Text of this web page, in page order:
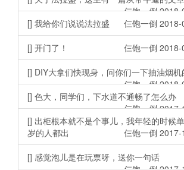
仨饱一倒
[] 我给你们说说法拉盛
仨饱一倒
[] 开门了！ 仨饱一倒
[] DIY大拿们快现身，问你们一下抽油烟机
仨饱一倒
[] 色大，同学们，下水道不通畅了怎么办
仨饱一倒
[] 出柜根本就不是个事儿，我年轻的时候
岁的人都出
仨饱一倒
[] 感觉泡儿是在玩票呀，送你一句话